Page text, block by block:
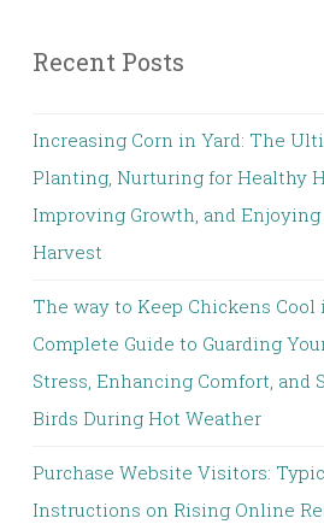
Recent Posts
Increasing Corn in Yard: The
Planting, Nurturing for Healthy
Improving Growth, and
Harvest
The way to Keep Chickens Cool
Complete Guide to Guarding
Stress, Enhancing Comfort, and
Birds During Hot Weather
Purchase Website Visitors:
Instructions on Rising Online